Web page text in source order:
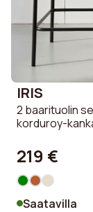
IRIS
2 baarituolin
korduroy-
219 €
Saatavilla